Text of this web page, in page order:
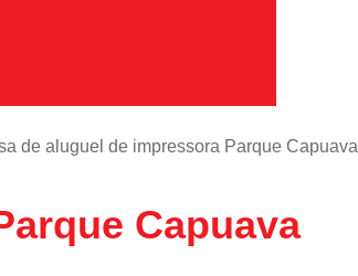
de aluguel de impressora Parque Capuava
Capuava